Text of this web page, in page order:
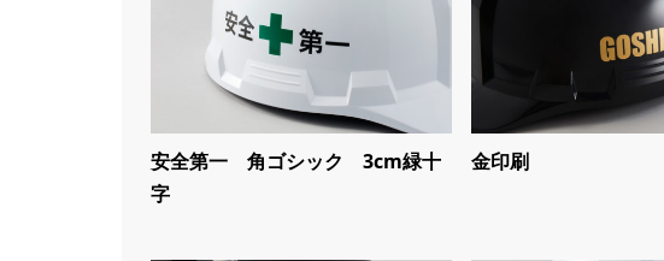
安全第一 角ゴシック 3cm緑十
字
金印刷